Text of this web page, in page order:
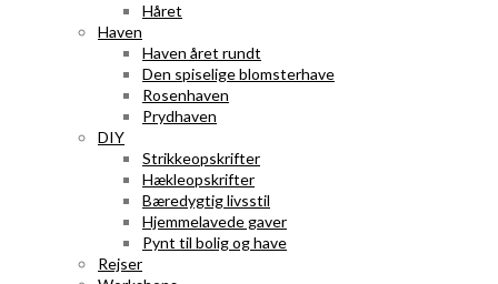
Håret
Haven
Haven året rundt
Den spiselige blomsterhave
Rosenhaven
Prydhaven
DIY
Strikkeopskrifter
Hækleopskrifter
Bæredygtig livsstil
Hjemmelavede gaver
Pynt til bolig og have
Rejser